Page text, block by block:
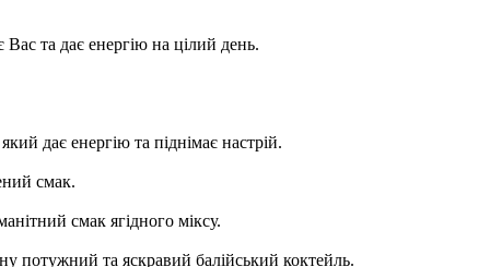
та дає енергію на цілий день.
дає енергію та піднімає настрій.
смак.
смак ягідного міксу.
потужний та яскравий балійський коктейль.